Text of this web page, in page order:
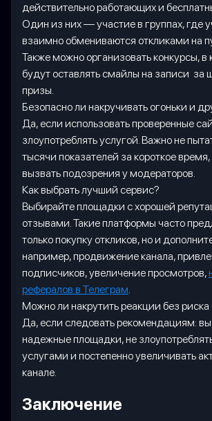
действительно работающих и
Один из них — участие в группах, где
взаимно обмениваются откликами на
Также можно организовать конкурсы, в
будут оставлять смайлы на записи за
призы.
Безопасно ли накручивать огоньки и
Да, если использовать проверенные
злоупотреблять услугой. Важно не
тысячи показателей за короткое
вызвать подозрения у модераторов.
Как выбрать лучший сервис?
Выбирайте площадки с хорошей
отзывами. Такие платформы часто
только покупку откликов, но и
например, продвижение канала,
подписчиков, увеличение просмотров,
рефералов в Телеграм.
Можно ли накрутить реакции без риска
Да, если следовать рекомендациям:
надежные площадки, не
услугами и постепенно увеличивать
канале.
Заключение